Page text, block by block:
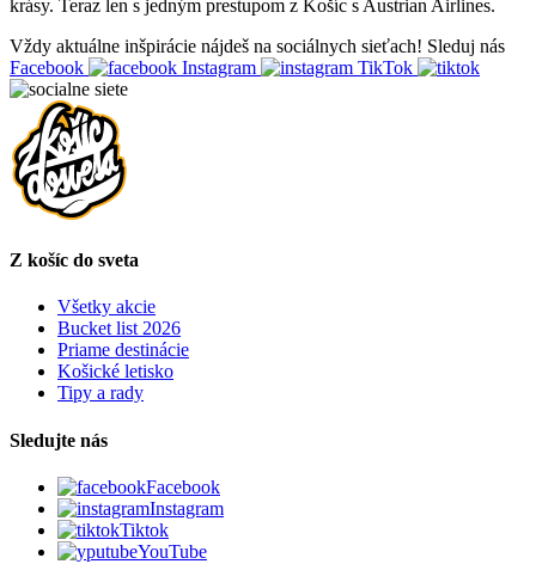
krásy. Teraz len s jedným prestupom z Košíc s Austrian Airlines.
Vždy aktuálne inšpirácie nájdeš na sociálnych sieťach! Sleduj nás
Facebook
Instagram TikTok
Z košíc do sveta
Všetky akcie
Bucket list 2026
Priame destinácie
Košické letisko
Tipy a rady
Sledujte nás
Facebook
Instagram
Tiktok
YouTube